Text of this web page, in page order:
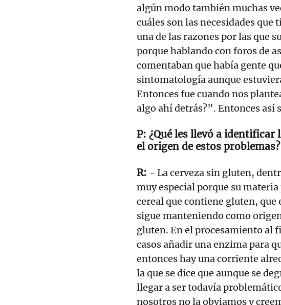
algún modo también muchas
cuáles son las necesidades que
una de las razones por las que
porque hablando con foros de
comentaban que había gente
sintomatología aunque
Entonces fue cuando nos
algo ahí detrás?”. Entonces así
¿Qué les llevó a
el origen de estos problemas?
- La cerveza sin gluten,
muy especial porque su
cereal que contiene gluten, que
sigue manteniendo como
gluten. En el procesamiento al
casos añadir una enzima para
entonces hay una corriente
la que se dice que aunque se
llegar a ser todavía
nosotros no la obviamos y